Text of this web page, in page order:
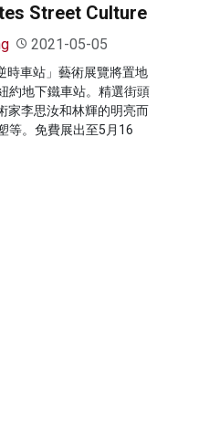
Street Culture
2021-05-05
時車站」藝術展覽將置地
約地下鐵車站。精選街頭
家李思汝和林輝的明亮而
等。免費展出至5月16